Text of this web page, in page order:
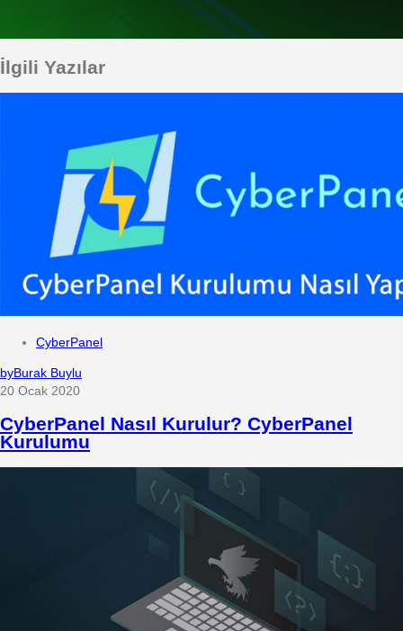
İlgili Yazılar
CyberPanel
byBurak Buylu
20 Ocak 2020
CyberPanel Nasıl Kurulur? CyberPanel
Kurulumu